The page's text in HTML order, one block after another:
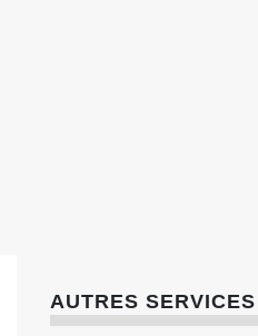
AUTRES SERVICES